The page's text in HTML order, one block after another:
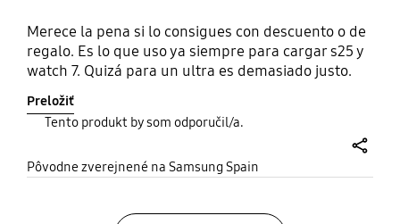
Merece la pena si lo consigues con descuento o de
regalo. Es lo que uso ya siempre para cargar s25 y
watch 7. Quizá para un ultra es demasiado justo.
Preložiť
Tento produkt by som odporučil/a.
Pôvodne zverejnené na Samsung Spain